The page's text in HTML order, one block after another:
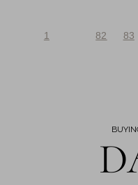
1 82 83